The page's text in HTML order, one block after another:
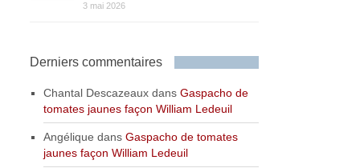
3 mai 2026
Derniers commentaires
Chantal Descazeaux dansGaspacho de
tomates jaunes façon William Ledeuil
Angélique dansGaspacho de tomates
jaunes façon William Ledeuil